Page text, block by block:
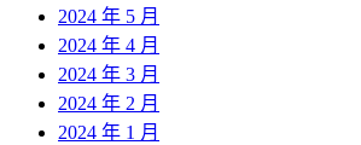
2024 年 5 月
2024 年 4 月
2024 年 3 月
2024 年 2 月
2024 年 1 月